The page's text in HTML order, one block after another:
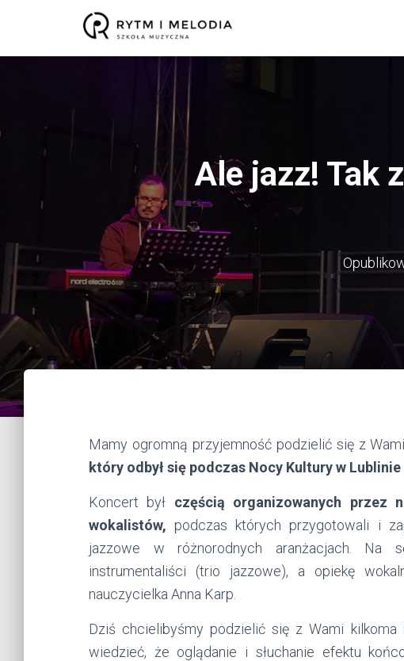
Ale jazz! Tak
Mamy ogromną przyjemność podzielić się z
który odbył się podczas Nocy Kultury w Lublinie
Koncert był częścią organizowanych przez
wokalistów, podczas których przygotowali i
jazzowe w różnorodnych aranżacjach.
Na
instrumentaliści (trio jazzowe), a opiekę
nauczycielka Anna Karp.
Dziś chcielibyśmy podzielić się z Wami
wiedzieć, że oglądanie i słuchanie efektu